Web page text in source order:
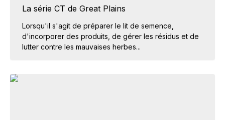
La série CT de Great Plains
Lorsqu'il s'agit de préparer le lit de semence,
d'incorporer des produits, de gérer les résidus et de
lutter contre les mauvaises herbes...